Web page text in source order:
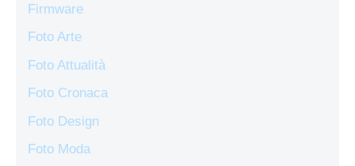
Firmware
Foto Arte
Foto Attualità
Foto Cronaca
Foto Design
Foto Moda